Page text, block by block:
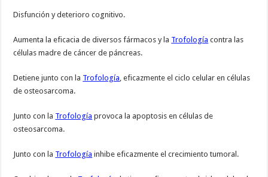
Disfunción y deterioro cognitivo.
Aumenta la eficacia de diversos fármacos y la Trofología contra las
células madre de cáncer de páncreas.
Detiene junto con la Trofología, eficazmente el ciclo celular en células
de osteosarcoma.
Junto con la Trofología provoca la apoptosis en células de
osteosarcoma.
Junto con la Trofología inhibe eficazmente el crecimiento tumoral.